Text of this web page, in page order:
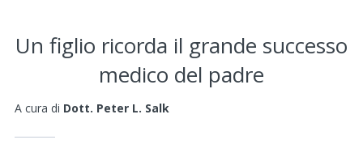
I nostri programmi
Un figlio ricorda il grande successo
medico del padre
A cura di Dott. Peter L. Salk